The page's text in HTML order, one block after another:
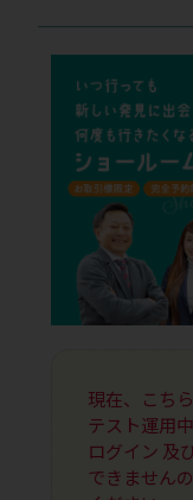
現在、こち
テスト運用中
ログイン 及
できません